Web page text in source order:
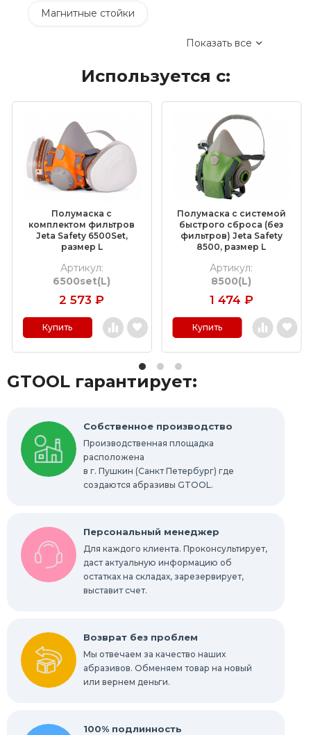
Магнитные стойки
Ручные системы для корончатого сверления
Аккумуляторные сверлильные станки
Сверлильные станки для труб
Сверлильные станки 12-35 мм
Сверлильные станки 80-150 мм
Сверлильные станки FEIN (Файн)
Сверлильные станки Metabo
Сверлильные станки Euroboor
Показать все
Используется с:
Полумаска с
комплектом фильтров
Jeta Safety 6500Set,
размер L
Артикул:
6500set(L)
2 573 ₽
Купить
Полумаска с системой
быстрого сброса (без
фильтров) Jeta Safety
8500, размер L
Артикул:
8500(L)
1 474 ₽
Купить
GTOOL гарантирует:
Собственное производство
Производственная площадка
расположена
в г. Пушкин (Санкт Петербург) где
создаются абразивы GTOOL.
Персональный менеджер
Для каждого клиента. Проконсультирует,
даст актуальную информацию об
остатках на складах, зарезервирует,
выставит счет.
Возврат без проблем
Мы отвечаем за качество наших
абразивов. Обменяем товар на новый
или вернем деньги.
100% подлинность